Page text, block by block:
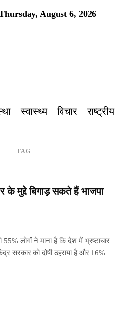
August 6, 2026
स्वास्थ्य विचार राष्ट्रीय
TAG
के मुद्दे बिगाड़ सकते हैं भाजपा
55% लोगों ने माना है कि देश में भ्रष्टाचार
सरकार को दोषी ठहराया है और 16%